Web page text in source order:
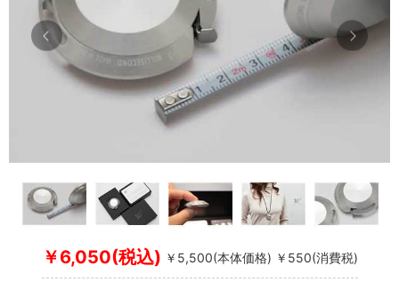
￥6,050(税込) ￥5,500(本体価格) ￥550(消費税)